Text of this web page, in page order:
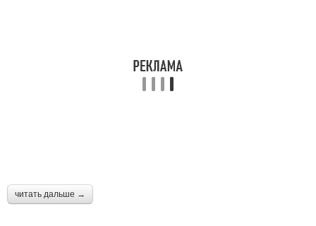
читать дальше →